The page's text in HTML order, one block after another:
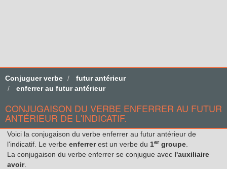
Conjuguer verbe
futur antérieur
enferrer au futur antérieur
CONJUGAISON DU VERBE ENFERRER AU FUTUR
ANTÉRIEUR DE L'INDICATIF.
Voici la conjugaison du verbe enferrer au futur antérieur de
l'indicatif. Le verbe enferrerest un verbe du 1er groupe
La conjugaison du verbe enferrer se conjugue avec l'auxiliaire
avoir.